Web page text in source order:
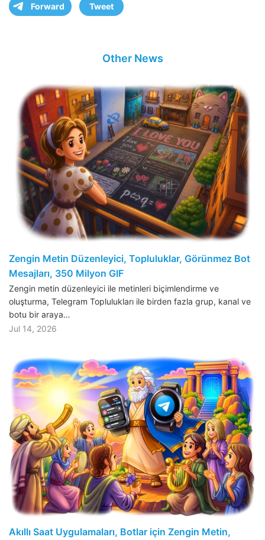
Forward Tweet
Other News
Zengin Metin Düzenleyici, Topluluklar, Görünmez Bot
Mesajları, 350 Milyon GIF
Zengin metin düzenleyici ile metinleri biçimlendirme ve
oluşturma, Telegram Toplulukları ile birden fazla grup, kanal ve
botu bir araya…
Jul 14, 2026
Akıllı Saat Uygulamaları, Botlar için Zengin Metin,